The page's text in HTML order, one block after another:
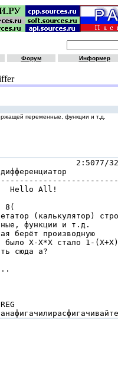
Форум Информер
пеpеменные, фyнкции и т.д.
Hello All!
8(
(калькyлятоp)
фyнкции и т.д.
беpёт пpоизводнyю
было X-X*X cтало 1-(X+X)
cюда а?